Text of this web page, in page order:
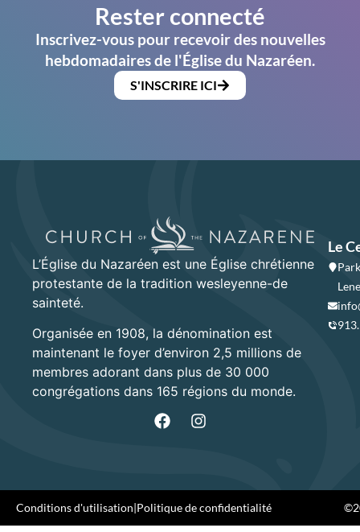
Rester connecté
Inscrivez-vous pour recevoir des nouvelles
hebdomadaires de l'Église du Nazaréen.
S'INSCRIRE ICI
L’Église du Nazaréen est une Église chrétienne
protestante de la tradition wesleyenne-de
sainteté.
Organisée en 1908, la dénomination est
maintenant le foyer d’environ 2,5 millions de
membres adorant dans plus de 30 000
congrégations dans 165 régions du monde.
Le
Conditions d'utilisation|Politique de confidentialité